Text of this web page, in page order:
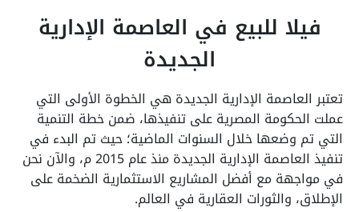
فيلا للبيع في العاصمة الإدارية
الجديدة
تعتبر العاصمة الإدارية الجديدة هي الخطوة الأولى التي
عملت الحكومة المصرية على تنفيذها، ضمن خطة التنمية
التي تم وضعها خلال السنوات الماضية؛ حيث تم البدء في
تنفيذ العاصمة الإدارية الجديدة منذ عام 2015 م، والآن نحن
في مواجهة مع أفضل المشاريع الاستثمارية الضخمة على
الإطلاق، والثورات العقارية في العالم.